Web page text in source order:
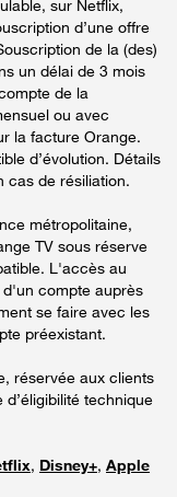
sur Netflix,
d’une offre
de la (des)
un délai de 3 mois
de la
ou avec
la facture Orange.
d’évolution. Détails
cas de résiliation.
métropolitaine,
TV sous réserve
L'accès au
compte auprès
se faire avec les
préexistant.
réservée aux clients
technique
, Disney+, Apple